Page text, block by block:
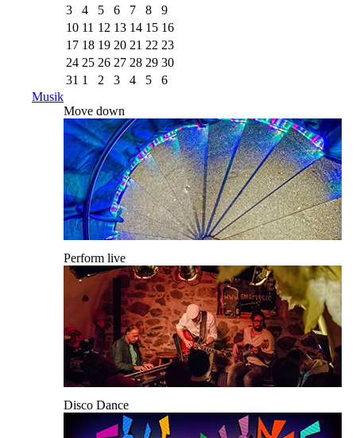
3
4 5 6 7 8
9
10 11 12 13 14 15 16
17 18 19 20 21 22 23
24 25 26 27 28 29 30
31 1 2 3 4 5
6
Musik
Move down
Perform live
Disco Dance